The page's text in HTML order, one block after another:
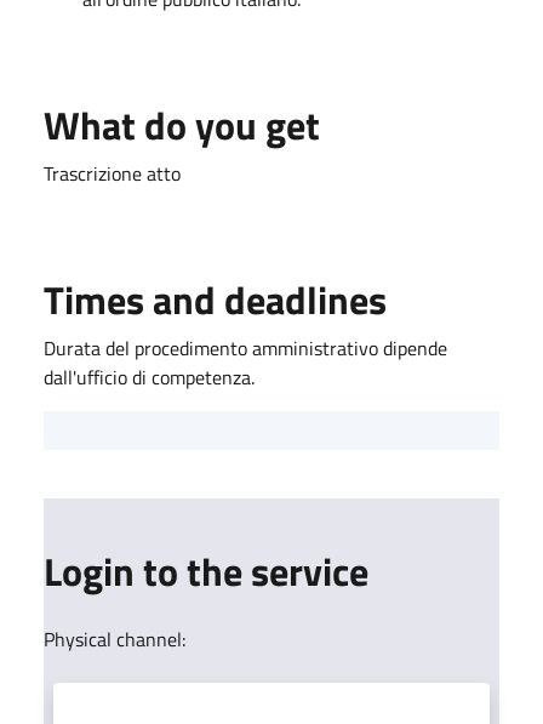
What do you get
Trascrizione atto
Times and deadlines
Durata del procedimento amministrativo dipende
dall'ufficio di competenza.
Login to the service
Physical channel: